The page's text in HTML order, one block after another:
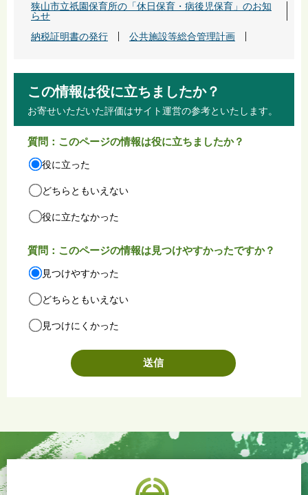
狭山市立祇園保育所の「休日保育・病後児保育」のお知
らせ
納税証明書の発行
公共施設等総合管理計画
この情報は役に立ちましたか？
お寄せいただいた評価はサイト運営の参考といたします。
質問：このページの情報は役に立ちましたか？
役に立った
どちらともいえない
役に立たなかった
質問：このページの情報は見つけやすかったですか？
見つけやすかった
どちらともいえない
見つけにくかった